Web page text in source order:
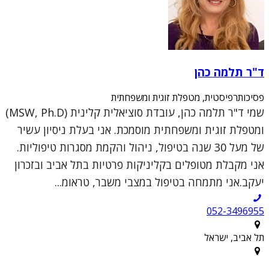
ד"ר תלמה כהן
פסיכותרפיסטית, מטפלת זוגית ומשפחתית
שמי ד"ר תלמה כהן, עובדת סוציאלית קלינית (MSW, Ph.D)
ומטפלת זוגית ומשפחתית מוסמכת. אני בעלת ניסיון עשיר
של מעל 30 שנה בטיפול, ניהול והקמת מסגרות טיפוליות.
אני מקבלת מטופלים בקליניקות פרטיות בתל אביב ובזכרון
יעקב.אני מתמחה בטיפול במצבי משבר, טראומ...
052-3496955
תל אביב, ישראל